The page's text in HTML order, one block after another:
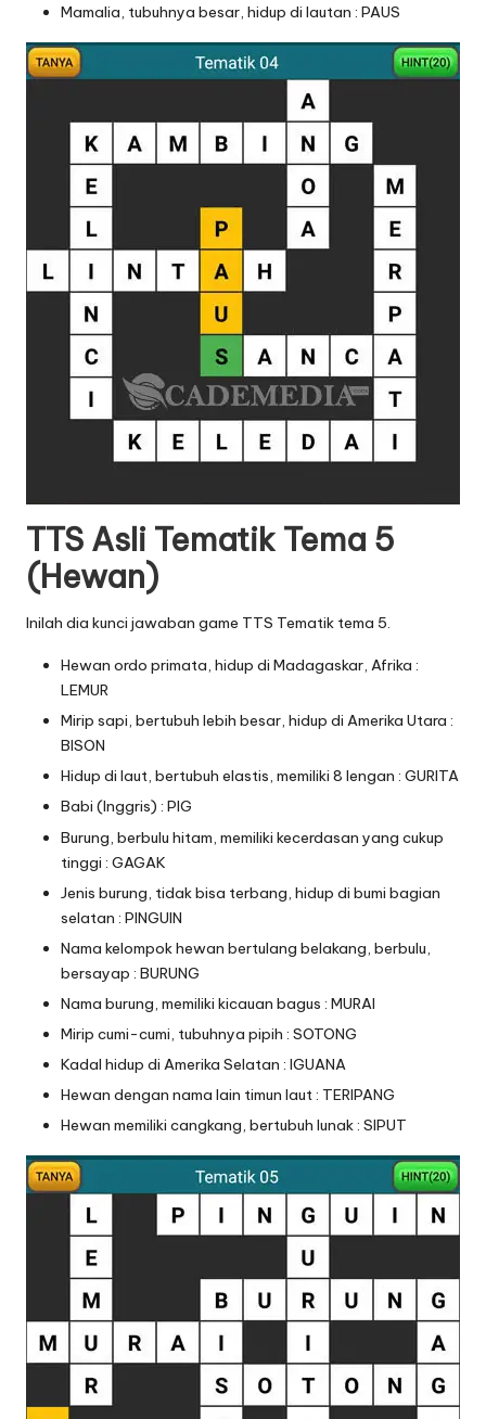
Mamalia, tubuhnya besar, hidup di lautan : PAUS
TTS Asli Tematik Tema 5
(Hewan)
Inilah dia kunci jawaban game TTS Tematik tema 5.
Hewan ordo primata, hidup di Madagaskar, Afrika :
LEMUR
Mirip sapi, bertubuh lebih besar, hidup di Amerika Utara :
BISON
Hidup di laut, bertubuh elastis, memiliki 8 lengan : GURITA
Babi (Inggris) : PIG
Burung, berbulu hitam, memiliki kecerdasan yang cukup
tinggi : GAGAK
Jenis burung, tidak bisa terbang, hidup di bumi bagian
selatan : PINGUIN
Nama kelompok hewan bertulang belakang, berbulu,
bersayap : BURUNG
Nama burung, memiliki kicauan bagus : MURAI
Mirip cumi-cumi, tubuhnya pipih : SOTONG
Kadal hidup di Amerika Selatan : IGUANA
Hewan dengan nama lain timun laut : TERIPANG
Hewan memiliki cangkang, bertubuh lunak : SIPUT